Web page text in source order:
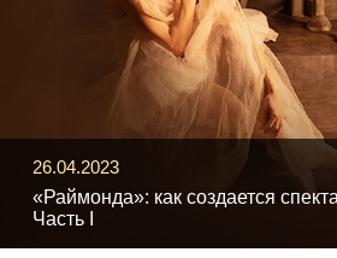
26.04.2023
«Раймонда»: как создается
Часть I